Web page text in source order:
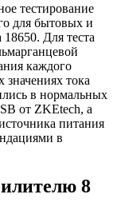
тестирование
для бытовых и
Для теста
каждого
значениях тока
в нормальных
от ZKEtech, а
питания
в
8